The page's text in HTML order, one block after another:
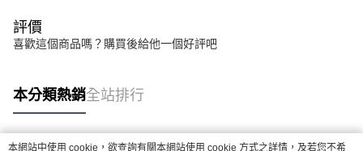
評價
喜歡這個商品嗎？購買後給他一個好評吧
本分類熱銷全站排行
本網站中使用 cookie，欲查詢有關本網站使用 cookie 方式之詳情，及若您不希